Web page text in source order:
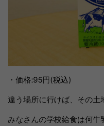
・価格:95円(税込)
違う場所に行けば、その土
みなさんの学校給食は何牛